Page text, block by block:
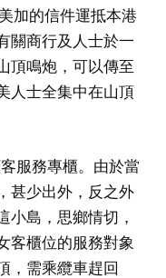
加的信件運抵本港
關商行及人士於一
頂鳴炮，可以傳至
人士全集中在山頂
服務專櫃。由於當
甚少出外，反之外
小島，思鄉情切，
客櫃位的服務對象
，需乘纜車趕回